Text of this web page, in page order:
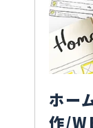
ホー
作/